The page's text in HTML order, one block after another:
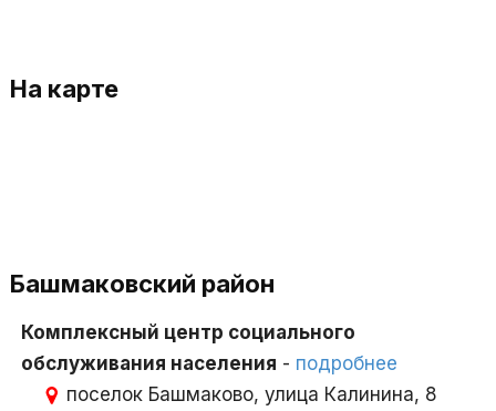
На карте
Башмаковский район
Комплексный центр социального
обслуживания населения - подробнее
поселок Башмаково, улица Калинина, 8